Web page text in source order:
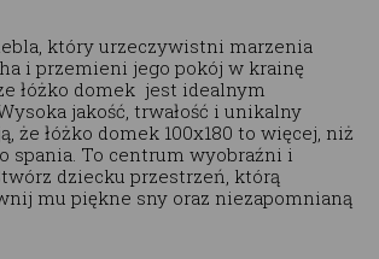
który urzeczywistni marzenia
i przemieni jego pokój w krainę
łóżko domek jest idealnym
jakość, trwałość i unikalny
że łóżko domek 100x180 to więcej, niż
spania. To centrum wyobraźni i
dziecku przestrzeń, którą
mu piękne sny oraz niezapomnianą